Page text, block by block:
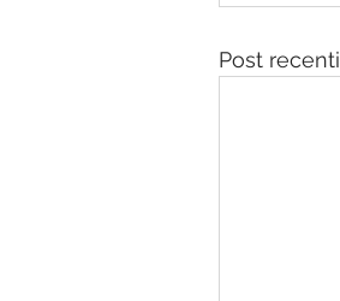
Post recenti